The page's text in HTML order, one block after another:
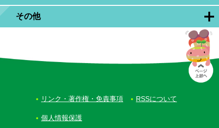
その他
リンク・著作権・免責事項 RSSについて
個人情報保護